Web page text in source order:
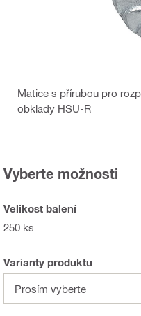
Matice s přírubou pro
obklady HSU-R
Vyberte možnosti
Velikost balení
250 ks
Varianty produktu
Prosím vyberte